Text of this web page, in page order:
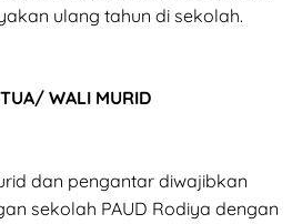
ulang tahun di sekolah.
WALI MURID
dan pengantar diwajibkan
sekolah PAUD Rodiya dengan